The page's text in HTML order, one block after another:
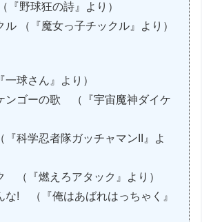
『野球狂の詩』より）
ル （『魔女っ子チックル』より）
球さん』より）
ンゴーの歌 （『宇宙魔神ダイケ
科学忍者隊ガッチャマンII』よ
（『燃えろアタック』より）
な! （『俺はあばれはっちゃく』